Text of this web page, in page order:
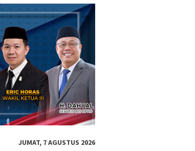
JUMAT, 7 AGUSTUS 2026